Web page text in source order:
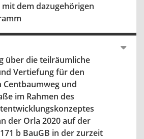
mit dem dazugehörigen
über die teilräumliche
Vertiefung für den
Centbaumweg und
im Rahmen des
der Orla 2020 auf der
b BauGB in der zurzeit